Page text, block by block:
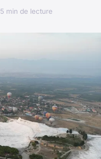
5 min de lecture